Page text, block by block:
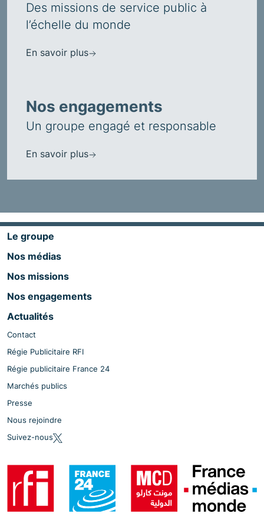
Des missions de service public à
l’échelle du monde
En savoir plus
Nos engagements
Un groupe engagé et responsable
En savoir plus
Le groupe
Nos médias
Nos missions
Nos engagements
Actualités
Contact
Régie Publicitaire RFI
Régie publicitaire France 24
Marchés publics
Presse
Nous rejoindre
Suivez-nous